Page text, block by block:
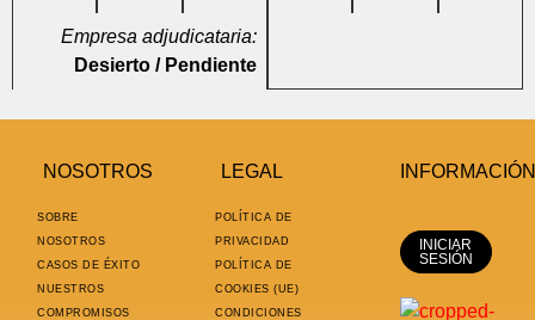
Empresa adjudicataria:
Desierto / Pendiente
NOSOTROS
SOBRE
NOSOTROS
CASOS DE ÉXITO
NUESTROS
COMPROMISOS
LEGAL
POLÍTICA DE
PRIVACIDAD
POLÍTICA DE
COOKIES (UE)
CONDICIONES
INFORMACIÓN
INICIAR
SESIÓN